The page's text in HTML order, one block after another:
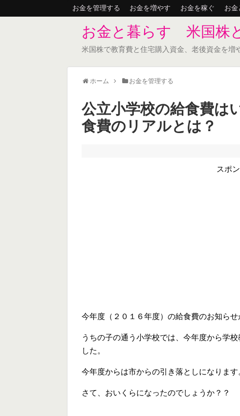
お金を管理する お金を増やす お金を稼ぐ お金
お金と暮らす 米国株
米国株で教育費と住宅購入資金、老後資金を増
ホーム お金を管理する
公立小学校の給食費は
食費のリアルとは？
スポ
今年度（２０１６年度）の給食費のお知らせ
うちの子の通う小学校では、今年度から学
した。
今年度からは市からの引き落としになります
さて、おいくらになったのでしょうか？？